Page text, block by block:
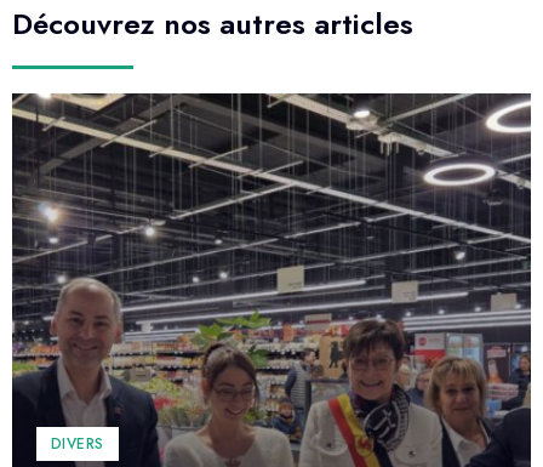
Découvrez nos autres articles
DIVERS